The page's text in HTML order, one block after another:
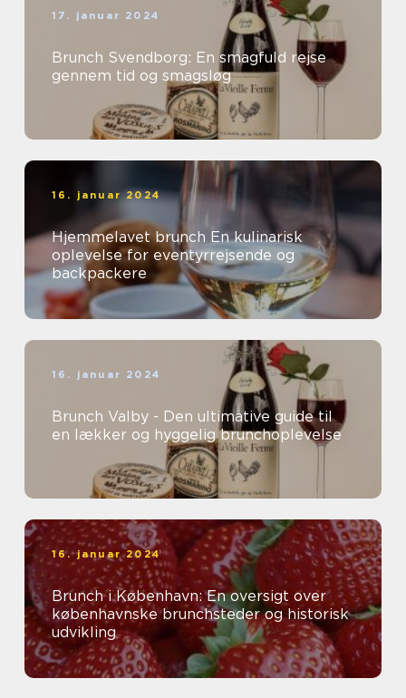
17. januar 2024
Brunch Svendborg: En smagfuld rejse
gennem tid og smagsløg
16. januar 2024
Hjemmelavet brunch En kulinarisk
oplevelse for eventyrrejsende og
backpackere
16. januar 2024
Brunch Valby - Den ultimative guide til
en lækker og hyggelig brunchoplevelse
16. januar 2024
Brunch i København: En oversigt over
københavnske brunchsteder og historisk
udvikling